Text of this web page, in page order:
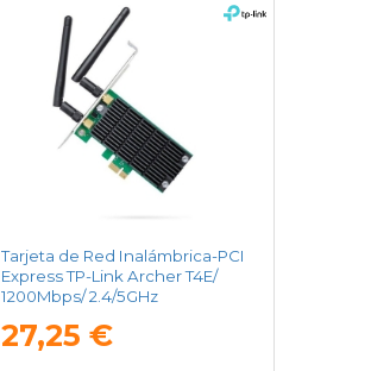
Tarjeta de Red Inalámbrica-PCI
Express TP-Link Archer T4E/
1200Mbps/ 2.4/5GHz
27,25 €